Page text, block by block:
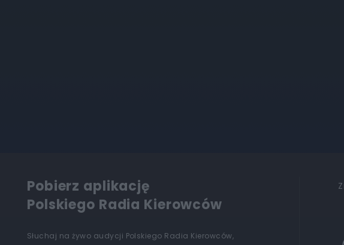
Pobierz aplikację
Polskiego Radia Kierowców
Słuchaj na żywo audycji Polskiego Radia Kierowców,